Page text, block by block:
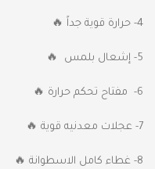
4- حرارة قوية جداً 🔥
5- إشعال بلمس 🔥
6- مفتاح تحكم حرارة 🔥
7- عجلات معدنيه قوية 🔥
8- غطاء كامل الاسطوانة 🔥